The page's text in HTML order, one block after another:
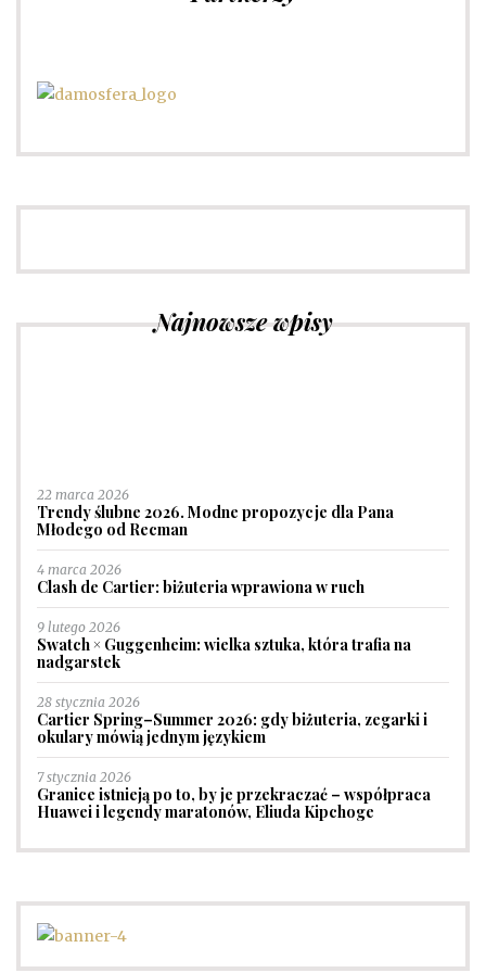
Najnowsze wpisy
22 marca 2026
Trendy ślubne 2026. Modne propozycje dla Pana
Młodego od Recman
4 marca 2026
Clash de Cartier: biżuteria wprawiona w ruch
9 lutego 2026
Swatch × Guggenheim: wielka sztuka, która trafia na
nadgarstek
28 stycznia 2026
Cartier Spring–Summer 2026: gdy biżuteria, zegarki i
okulary mówią jednym językiem
7 stycznia 2026
Granice istnieją po to, by je przekraczać – współpraca
Huawei i legendy maratonów, Eliuda Kipchoge